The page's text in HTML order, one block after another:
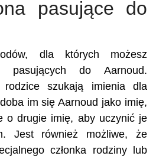
pasujące do
dla których możesz
pasujących do Aarnoud.
rodzice szukają imienia dla
im się Aarnoud jako imię,
o drugie imię, aby uczynić je
Jest również możliwe, że
członka rodziny lub